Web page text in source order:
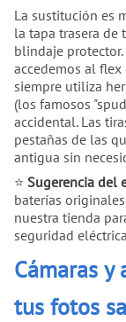
La sustitución es
la tapa trasera de
blindaje
accedemos al
siempre utiliza
(los famosos
accidental. Las
pestañas de las
antigua sin
⭐ Sugerencia del
baterías
nuestra tienda
seguridad
Cámaras y
tus fotos